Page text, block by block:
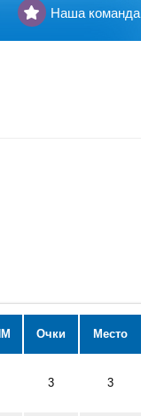
Наша команда
Очки Место
3 3